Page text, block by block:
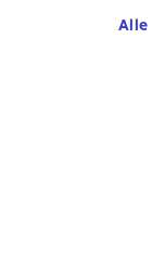
Alle